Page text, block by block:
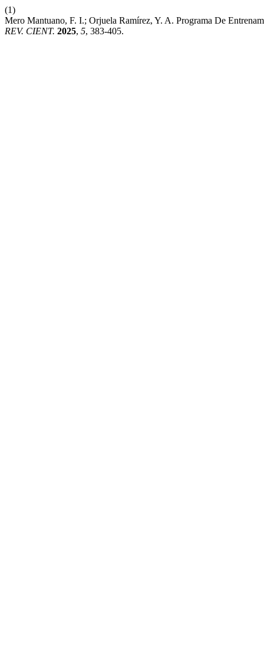
(1)
Mero Mantuano, F. I.; Orjuela Ramírez, Y. A. Programa De
REV. CIENT. 2025, 5, 383-405.